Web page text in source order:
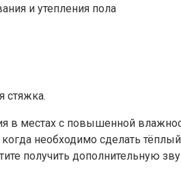
и утепления пола
стяжка.
в местах с повышенной
необходимо сделать
получить дополнительную